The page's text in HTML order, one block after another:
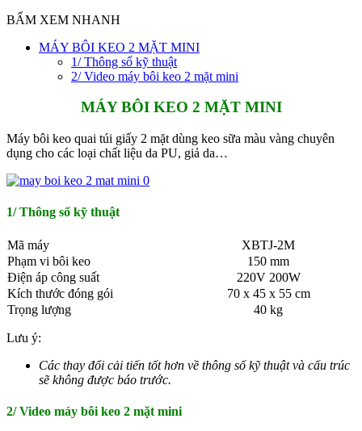
BẤM XEM NHANH
MÁY BÔI KEO 2 MẶT MINI
1/ Thông số kỹ thuật
2/ Video máy bôi keo 2 mặt mini
MÁY BÔI KEO 2 MẶT MINI
Máy bôi keo quai túi giấy 2 mặt dùng keo sữa màu vàng chuyên
dụng cho các loại chất liệu da PU, giả da…
1/ Thông số kỹ thuật
Mã máy
XBTJ-2M
Phạm vi bôi keo
150 mm
Điện áp công suất
220V 200W
Kích thước đóng gói
70 x 45 x 55 cm
Trọng lượng
40 kg
Lưu ý:
Các thay đổi cải tiến tốt hơn về thông số kỹ thuật và cấu trúc
sẽ không được báo trước.
2/ Video máy bôi keo 2 mặt mini